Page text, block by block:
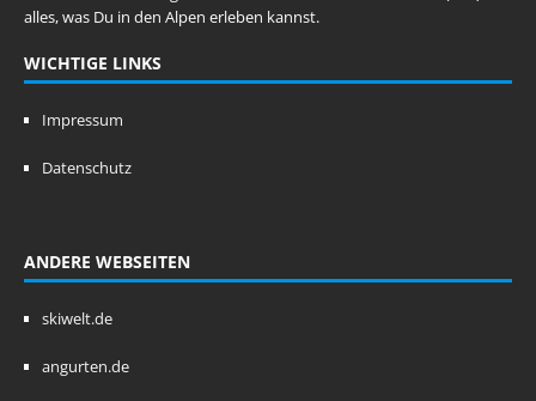
alles, was Du in den Alpen erleben kannst.
WICHTIGE LINKS
Impressum
Datenschutz
ANDERE WEBSEITEN
skiwelt.de
angurten.de